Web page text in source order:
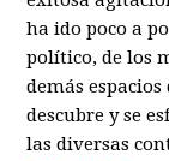
ha ido poco a
político, de los
demás
descubre y se
las diversas